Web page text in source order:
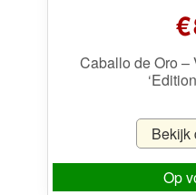
€
Caballo de Oro –
Bekijk
Op